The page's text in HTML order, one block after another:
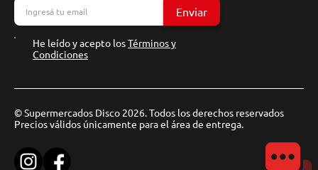
Enviar
He leído y acepto losTérminos y
Condiciones
© Supermercados Disco 2026. Todos los derechos reservados
Precios válidos únicamente para el área de entrega.